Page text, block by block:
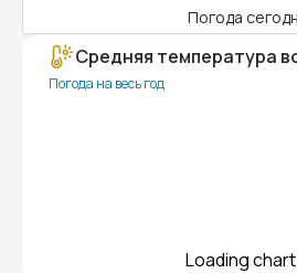
Погода
Средняя температура
Погода на весь год
Loading